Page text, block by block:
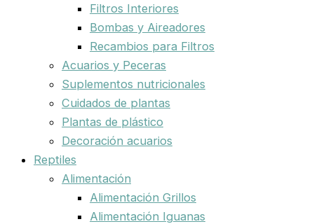
Filtros Interiores
Bombas y Aireadores
Recambios para Filtros
Acuarios y Peceras
Suplementos nutricionales
Cuidados de plantas
Plantas de plástico
Decoración acuarios
Reptiles
Alimentación
Alimentación Grillos
Alimentación Iguanas